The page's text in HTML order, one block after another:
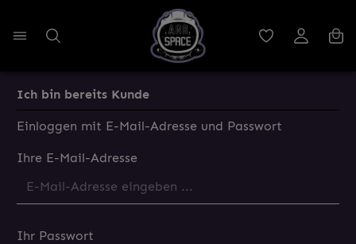
Ich bin bereits Kunde
Einloggen mit E-Mail-Adresse und Passwort
Ihre E-Mail-Adresse
Ihr Passwort